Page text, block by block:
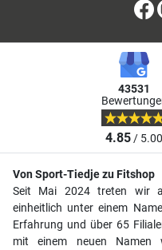
43531
4.85/ 5.00
Von Sport-Tiedje zu Fitshop
Seit Mai 2024 treten wir
einheitlich unter einem
Erfahrung und über 65
mit einem neuen Namen